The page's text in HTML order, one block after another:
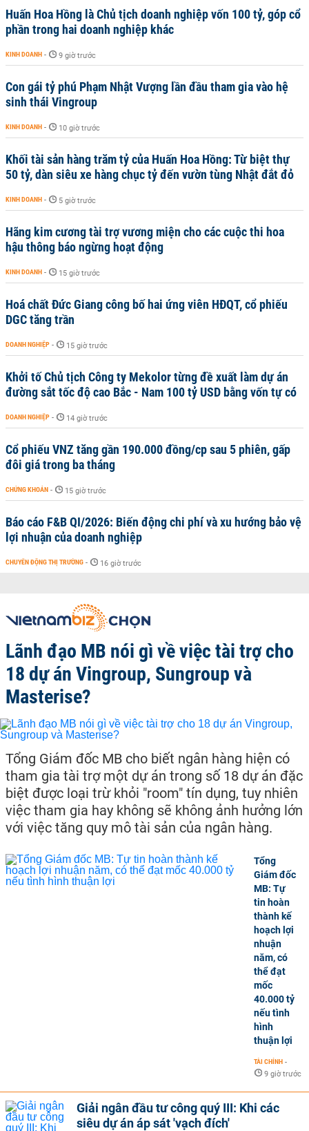
Huấn Hoa Hồng là Chủ tịch doanh nghiệp vốn 100 tỷ, góp cổ
phần trong hai doanh nghiệp khác
KINH DOANH - 9 giờ trước
Con gái tỷ phú Phạm Nhật Vượng lần đầu tham gia vào hệ
sinh thái Vingroup
KINH DOANH - 10 giờ trước
Khối tài sản hàng trăm tỷ của Huấn Hoa Hồng: Từ biệt thự
50 tỷ, dàn siêu xe hàng chục tỷ đến vườn tùng Nhật đắt đỏ
KINH DOANH - 5 giờ trước
Hãng kim cương tài trợ vương miện cho các cuộc thi hoa
hậu thông báo ngừng hoạt động
KINH DOANH - 15 giờ trước
Hoá chất Đức Giang công bố hai ứng viên HĐQT, cổ phiếu
DGC tăng trần
DOANH NGHIỆP - 15 giờ trước
Khởi tố Chủ tịch Công ty Mekolor từng đề xuất làm dự án
đường sắt tốc độ cao Bắc - Nam 100 tỷ USD bằng vốn tự có
DOANH NGHIỆP - 14 giờ trước
Cổ phiếu VNZ tăng gần 190.000 đồng/cp sau 5 phiên, gấp
đôi giá trong ba tháng
CHỨNG KHOÁN - 15 giờ trước
Báo cáo F&B QI/2026: Biến động chi phí và xu hướng bảo vệ
lợi nhuận của doanh nghiệp
CHUYỂN ĐỘNG THỊ TRƯỜNG - 16 giờ trước
Lãnh đạo MB nói gì về việc tài trợ cho
18 dự án Vingroup, Sungroup và
Masterise?
Tổng Giám đốc MB cho biết ngân hàng hiện có
tham gia tài trợ một dự án trong số 18 dự án đặc
biệt được loại trừ khỏi "room" tín dụng, tuy nhiên
việc tham gia hay không sẽ không ảnh hưởng lớn
với việc tăng quy mô tài sản của ngân hàng.
Tổng
Giám đốc
MB: Tự
tin hoàn
thành kế
hoạch lợi
nhuận
năm, có
thể đạt
mốc
40.000 tỷ
nếu tình
hình
thuận lợi
TÀI CHÍNH -
9 giờ trước
Giải ngân đầu tư công quý III: Khi các
siêu dự án áp sát 'vạch đích'